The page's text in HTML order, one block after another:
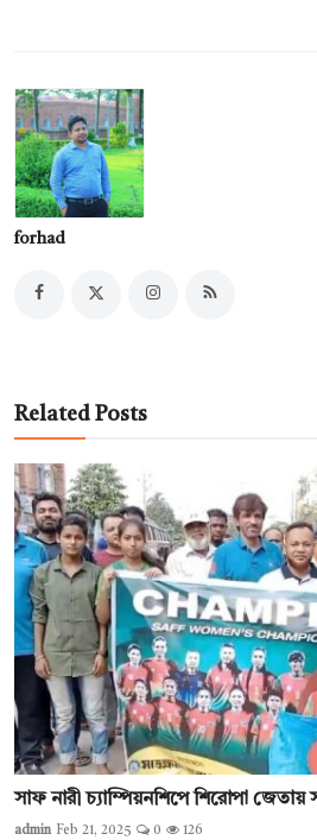
forhad
Related Posts
সাফ নারী চ্যাম্পিয়নশিপে শিরোপা জেতায়
admin Feb 21, 2025 0 126